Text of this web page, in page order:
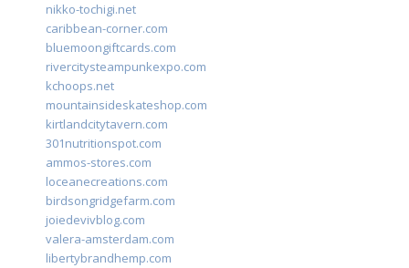
nikko-tochigi.net
caribbean-corner.com
bluemoongiftcards.com
rivercitysteampunkexpo.com
kchoops.net
mountainsideskateshop.com
kirtlandcitytavern.com
301nutritionspot.com
ammos-stores.com
loceanecreations.com
birdsongridgefarm.com
joiedevivblog.com
valera-amsterdam.com
libertybrandhemp.com